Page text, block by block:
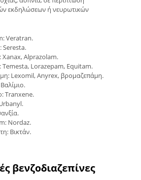
εκδηλώσεων ή νευρωτικών
Veratran.
Seresta.
Xanax, Alprazolam.
Temesta, Lorazepam, Equitam.
Lexomil, Anyrex, βρομαζεπάμη.
Tranxene.
Nordaz.
Βικτάν.
βενζοδιαζεπίνες